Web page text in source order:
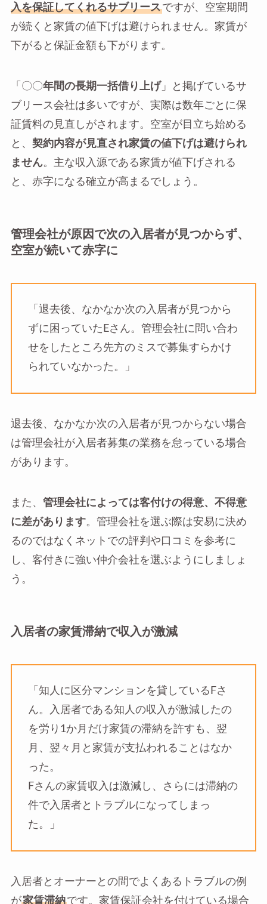
入を保証してくれるサブリースですが、空室期間
が続くと家賃の値下げは避けられません。家賃が
下がると保証金額も下がります。
「〇〇年間の長期一括借り上げ」と掲げているサ
ブリース会社は多いですが、実際は数年ごとに保
証賃料の見直しがされます。空室が目立ち始める
と、 契約内容が見直され家賃の値下げは避けられ
ません。主な収入源である家賃が値下げされる
と、赤字になる確立が高まるでしょう。
管理会社が原因で次の入居者が見つからず、
空室が続いて赤字に
「退去後、なかなか次の入居者が見つから
ずに困っていたEさん。管理会社に問い合わ
せをしたところ先方のミスで募集すらかけ
られていなかった。」
退去後、なかなか次の入居者が見つからない場合
は管理会社が入居者募集の業務を怠っている場合
があります。
また、 管理会社によっては客付けの得意、不得意
に差があります。管理会社を選ぶ際は安易に決め
るのではなくネットでの評判や口コミを参考に
し、客付きに強い仲介会社を選ぶようにしましょ
う。
入居者の家賃滞納で収入が激減
「知人に区分マンションを貸しているFさ
ん。入居者である知人の収入が激減したの
を労り1か月だけ家賃の滞納を許すも、翌
月、翌々月と家賃が支払われることはなか
った。
Fさんの家賃収入は激減し、さらには滞納の
件で入居者とトラブルになってしまっ
た。」
入居者とオーナーとの間でよくあるトラブルの例
が家賃滞納です。家賃保証会社を付けている場合